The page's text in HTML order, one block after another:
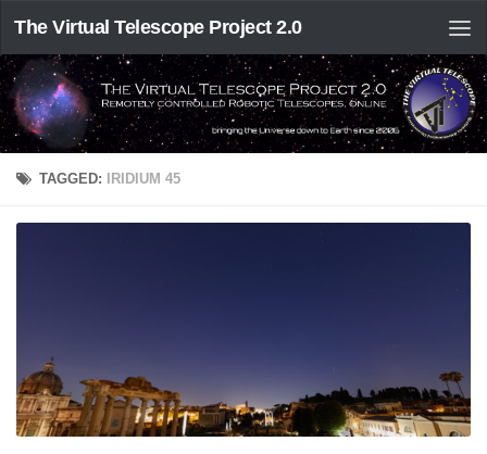
The Virtual Telescope Project 2.0
TAGGED: IRIDIUM 45